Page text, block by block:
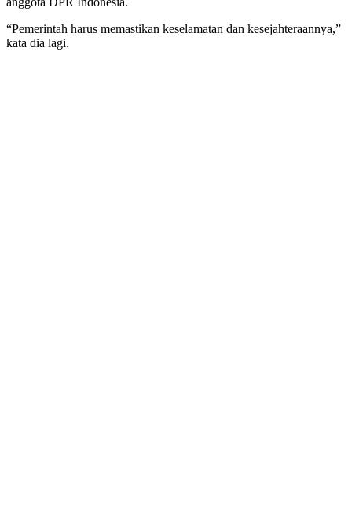
“Pemerintah harus memastikan keselamatan dan kesejahteraannya,”
kata dia lagi.